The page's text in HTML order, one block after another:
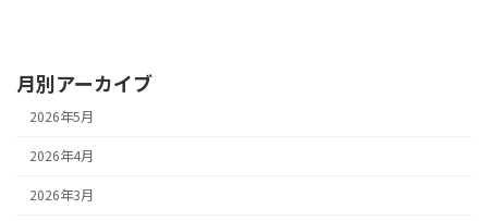
月別アーカイブ
2026年5月
2026年4月
2026年3月